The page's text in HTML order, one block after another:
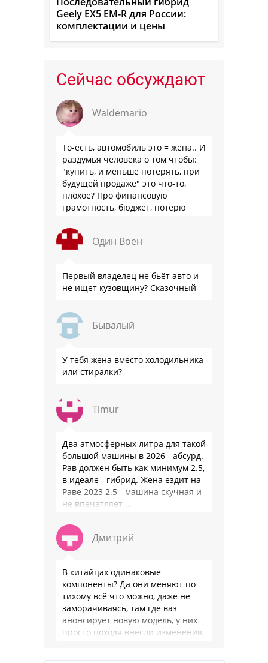
Geely EX5 EM-R для России:
комплектации и цены
Сейчас обсуждают
Waldemario
То-есть, автомобиль это = жена.. И
раздумья человека о том чтобы:
"купить, и меньше потерять, при
будущей продаже" это что-то,
плохое? Про финансовую
грамотность, бюджет, потерю
слышали?
Один Воен
Первый владелец не бьёт авто и
не ищет кузовщину? Сказочный
Бывалый
У тебя жена вместо холодильника
или стиралки?
Timur
Два атмосферных литра для такой
большой машины в 2026 - абсурд.
Рав должен быть как минимум 2.5,
в идеале - гибрид. Жена ездит на
Раве 2023 2.5 - машина скучная и
не впечатляет …
Дмитрий
В китайцах одинаковые
компоненты? Да они меняют по
тихому всё что можно, даже не
заморачиваясь, там где ваз
анонсирует новую модель, у них
просто походя внесли изменения.